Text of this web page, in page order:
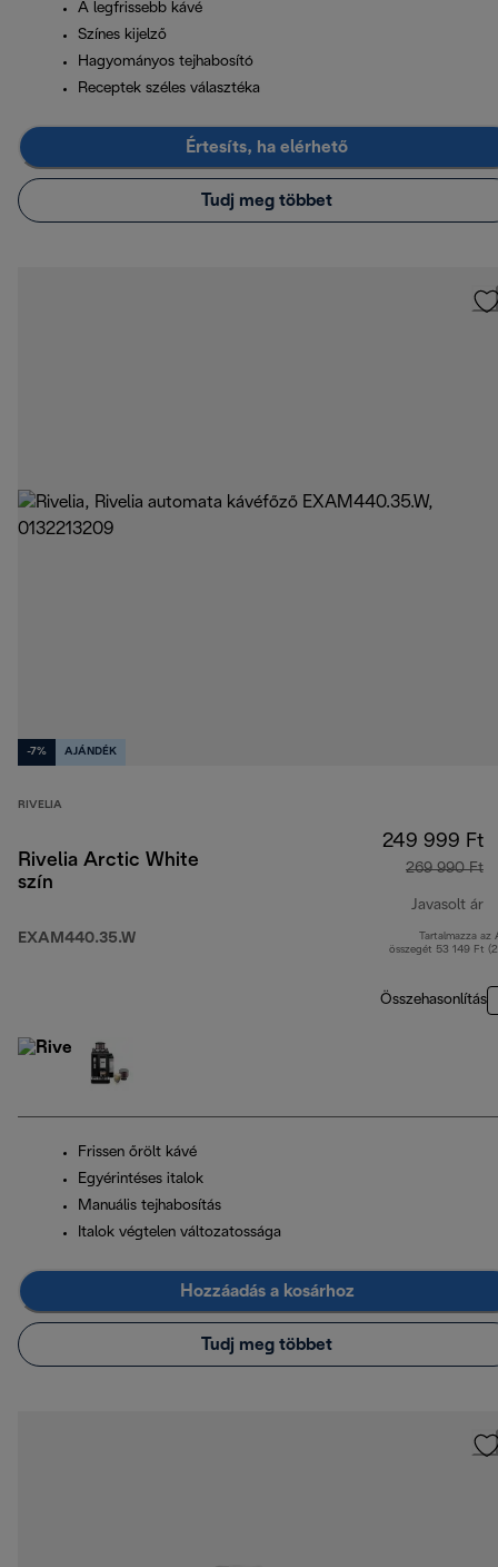
A legfrissebb kávé
Színes kijelző
Hagyományos tejhabosító
Receptek széles választéka
Értesíts, ha elérhető
Tudj meg többet
-7% AJÁNDÉK
RIVELIA
Rivelia Arctic White
szín
EXAM440.35.W
249 999 Ft
269 990 Ft
Javasolt ár
Tartalmazza az
összegét 53 149 Ft
Összehasonlítás
Frissen őrölt kávé
Egyérintéses italok
Manuális tejhabosítás
Italok végtelen változatossága
Hozzáadás a kosárhoz
Tudj meg többet